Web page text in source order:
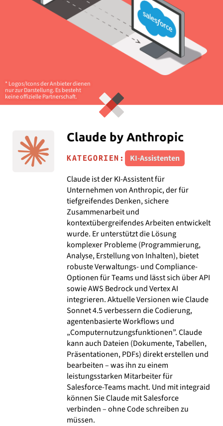
* Logos/Icons der Anbieter dienen
nur zur Darstellung. Es besteht
keine offizielle Partnerschaft.
Claude by Anthropic
KATEGORIEN:
KI-Assistenten
Claude ist der KI-Assistent für
Unternehmen von Anthropic, der für
tiefgreifendes Denken, sichere
Zusammenarbeit und
kontextübergreifendes Arbeiten entwickelt
wurde. Er unterstützt die Lösung
komplexer Probleme (Programmierung,
Analyse, Erstellung von Inhalten), bietet
robuste Verwaltungs- und Compliance-
Optionen für Teams und lässt sich über API
sowie AWS Bedrock und Vertex AI
integrieren. Aktuelle Versionen wie Claude
Sonnet 4.5 verbessern die Codierung,
agentenbasierte Workflows und
„Computernutzungsfunktionen”. Claude
kann auch Dateien (Dokumente, Tabellen,
Präsentationen, PDFs) direkt erstellen und
bearbeiten – was ihn zu einem
leistungsstarken Mitarbeiter für
Salesforce-Teams macht. Und mit integraid
können Sie Claude mit Salesforce
verbinden – ohne Code schreiben zu
müssen.